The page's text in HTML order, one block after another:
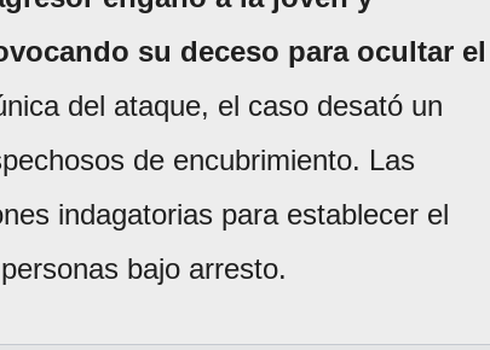
su deceso para ocultar el
del ataque, el caso desató un
de encubrimiento. Las
indagatorias para establecer el
bajo arresto.